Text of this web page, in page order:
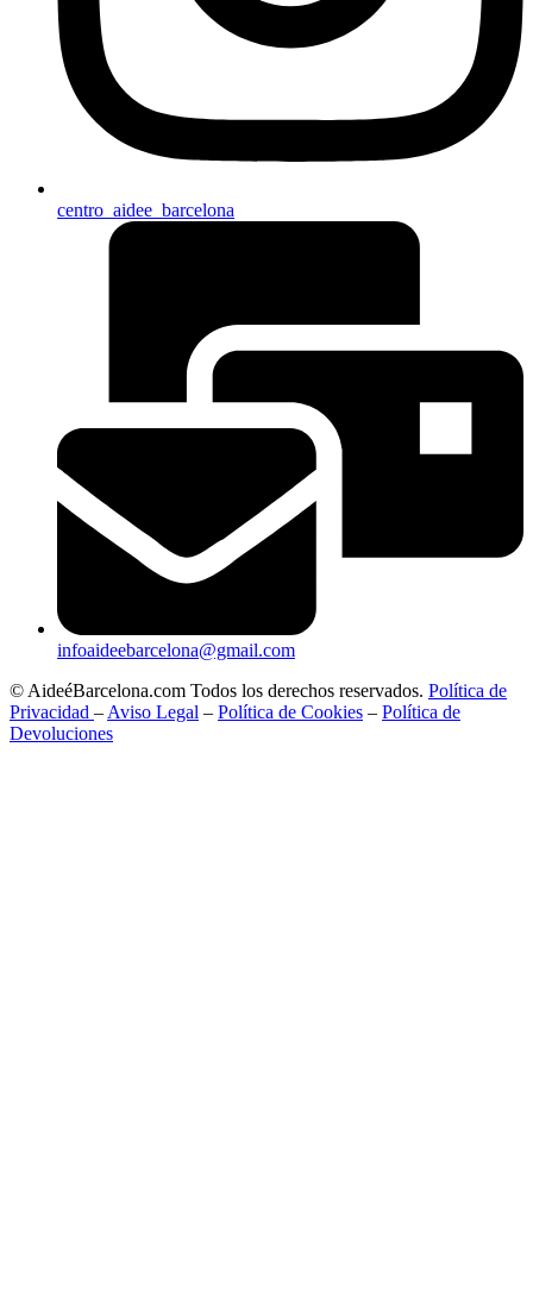
centro_aidee_barcelona
infoaideebarcelona@gmail.com
© AideéBarcelona.com Todos los derechos reservados. Política de
Privacidad – Aviso Legal – Política de Cookies – Política de
Devoluciones